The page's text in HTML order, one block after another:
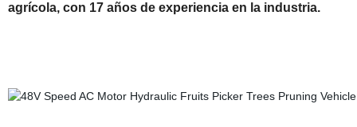
agrícola, con 17 años de experiencia en la industria.